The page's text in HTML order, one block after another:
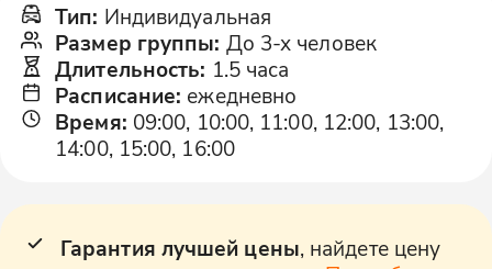
Тип: Индивидуальная
Размер группы: До 3-х человек
Длительность: 1.5 часа
Расписание: ежедневно
Время: 09:00, 10:00, 11:00, 12:00, 13:00,
14:00, 15:00, 16:00
Гарантия лучшей цены, найдете цену